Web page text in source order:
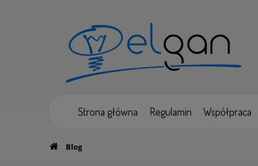
Strona główna Regulamin Współpraca
Blog